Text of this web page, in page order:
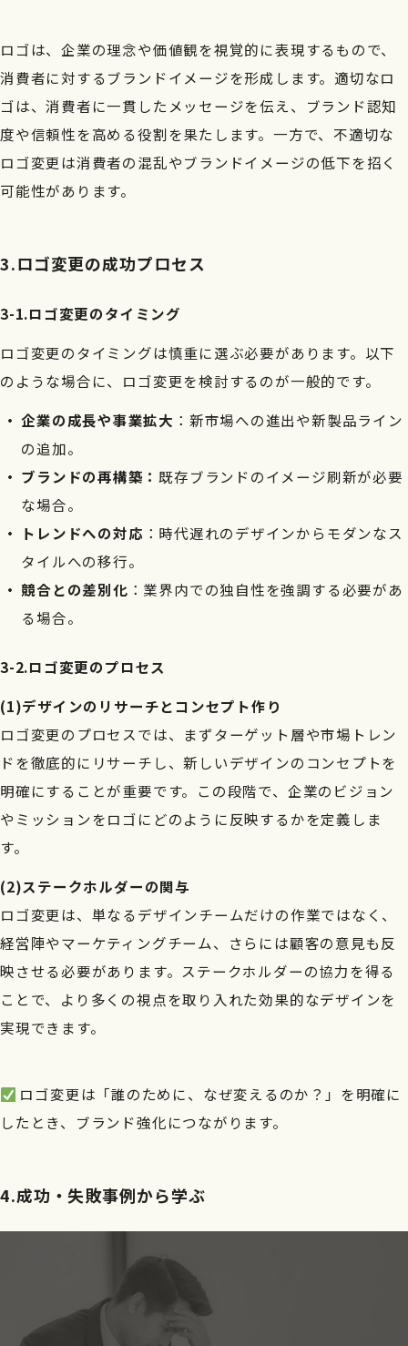
ロゴは、企業の理念や価値観を視覚的に表現するもので、
消費者に対するブランドイメージを形成します。適切なロ
ゴは、消費者に一貫したメッセージを伝え、ブランド認知
度や信頼性を高める役割を果たします。一方で、不適切な
ロゴ変更は消費者の混乱やブランドイメージの低下を招く
可能性があります。
3.ロゴ変更の成功プロセス
3-1.ロゴ変更のタイミング
ロゴ変更のタイミングは慎重に選ぶ必要があります。以下
のような場合に、ロゴ変更を検討するのが一般的です。
企業の成長や事業拡大 ：新市場への進出や新製品ライン
の追加。
ブランドの再構築：既存ブランドのイメージ刷新が必要
な場合。
トレンドへの対応 ：時代遅れのデザインからモダンなス
タイルへの移行。
競合との差別化 ：業界内での独自性を強調する必要があ
る場合。
3-2.ロゴ変更のプロセス
(1)デザインのリサーチとコンセプト作り
ロゴ変更のプロセスでは、まずターゲット層や市場トレン
ドを徹底的にリサーチし、新しいデザインのコンセプトを
明確にすることが重要です。この段階で、企業のビジョン
やミッションをロゴにどのように反映するかを定義しま
す。
(2)ステークホルダーの関与
ロゴ変更は、単なるデザインチームだけの作業ではなく、
経営陣やマーケティングチーム、さらには顧客の意見も反
映させる必要があります。ステークホルダーの協力を得る
ことで、より多くの視点を取り入れた効果的なデザインを
実現できます。
ロゴ変更は「誰のために、なぜ変えるのか？」を明確に
したとき、ブランド強化につながります。
4.成功・失敗事例から学ぶ